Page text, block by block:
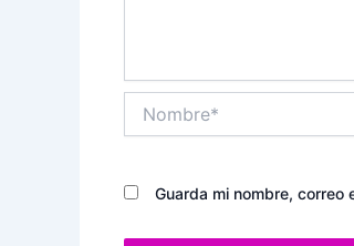
Guarda mi nombre,